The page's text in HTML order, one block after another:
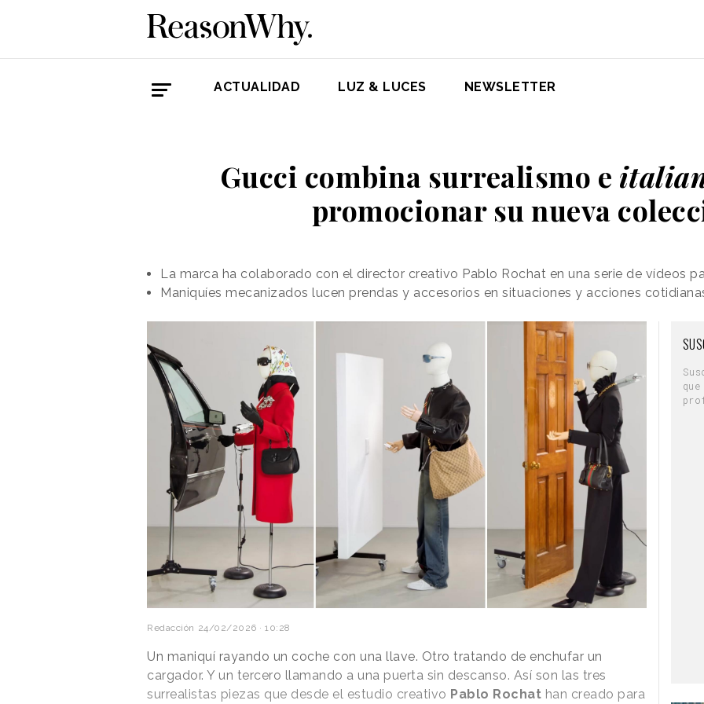
ACTUALIDAD LUZ & LUCES NEWSLETTER
Gucci combina surrealismo e
promocionar su nueva
La marca ha colaborado con el director creativo Pablo Rochat en una serie de vídeos
Maniquíes mecanizados lucen prendas y accesorios en situaciones y acciones
Redacción 24/02/2026 · 10:28
Un maniquí rayando un coche con una llave. Otro tratando de enchufar un
cargador. Y un tercero llamando a una puerta sin descanso. Así son las tres
surrealistas piezas que desde el estudio creativo Pablo Rochat han creado para